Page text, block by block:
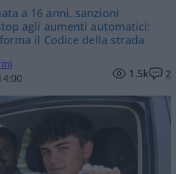
a 16 anni, sanzioni
agli aumenti automatici:
il Codice della strada
1.5k 2